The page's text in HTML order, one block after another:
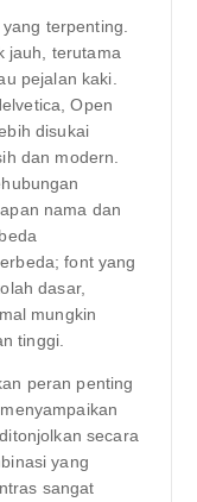
terpenting.
jauh, terutama
pejalan kaki.
Open
disukai
dan modern.
nama dan
font yang
dasar,
mungkin
tinggi.
peran penting
secara
yang
sangat